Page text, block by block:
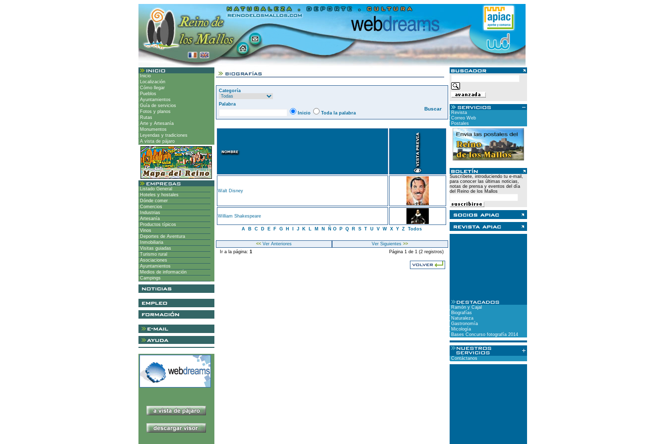
Inicio
Localización
Cómo llegar
Pueblos
Ayuntamientos
Guía de servicios
Fotos y planos
Rutas
Arte y Artesanía
Monumentos
Leyendas y tradiciones
A vista de pájaro
Listado General
Hoteles y hostales
Dónde comer
Comercios
Industrias
Artesanía
Productos típicos
Vinos
Deportes de Aventura
Inmobiliaria
Visitas guiadas
Turismo rural
Asociaciones
Ayuntamientos
Medios de información
Campings
Categoría
Palabra
Inicio
Toda la palabra
Walt Disney
William Shakespeare
A B C D E F G H J K L M N Ñ O P Q R S T U V W X Y Z Todos
<<Ver Anteriores Ver Siguientes >>
Ir a la página: 1 Página 1 de 1 (2 registros)
Revista
Correo Web
Postales
Suscríbete, introduciendo tu e-mail,
para conocer las últimas noticias,
notas de prensa y eventos del día
del Reino de los Mallos
Ramón y Cajal
Biografías
Naturaleza
Gastronomía
Micología
Bases Concurso fotografía 2014
Contáctanos